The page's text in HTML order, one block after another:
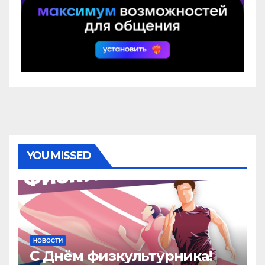
YOU MISSED
НОВОСТИ
С Днём физкультурника!